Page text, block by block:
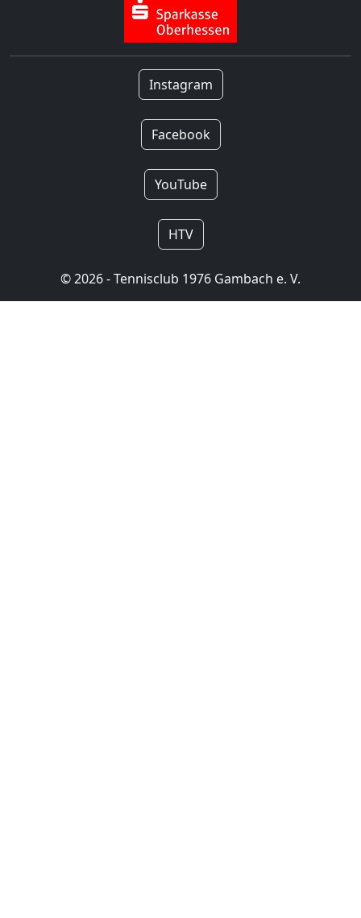
Instagram
Facebook
YouTube
HTV
© 2026 - Tennisclub 1976 Gambach e. V.